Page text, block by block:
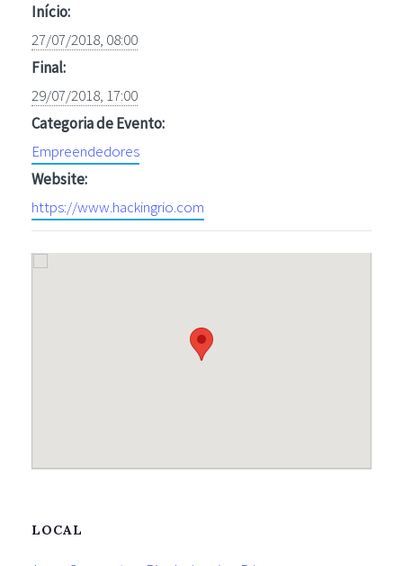
Início:
27/07/2018, 08:00
Final:
29/07/2018, 17:00
Categoria de Evento:
Empreendedores
Website:
https://www.hackingrio.com
LOCAL